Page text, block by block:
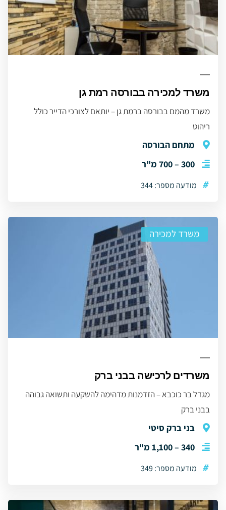
משרד למכירה בבורסה רמת גן
משרד מהמם בבורסה ברמת גן – יותאם לצורכי הדייר כולל
ריהוט
מתחם הבורסה
300 – 700 מ"ר
# מודעה מספר: 344
משרד למכירה
משרדים לרכישה בבני ברק
מגדל בר כוכבא – הזדמנות מדהימה להשקעה ותשואה גבוהה
בבני ברק
בני ברק סיטי
340 – 1,100 מ"ר
# מודעה מספר: 349